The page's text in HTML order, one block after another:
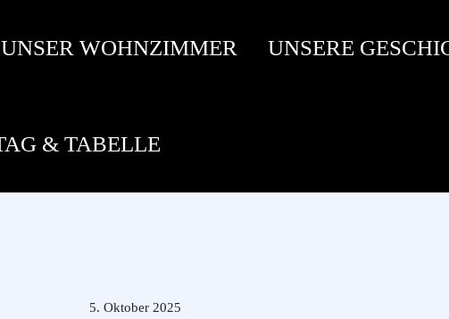
UNSER WOHNZIMMER UNSERE
& TABELLE
5. Oktober 2025